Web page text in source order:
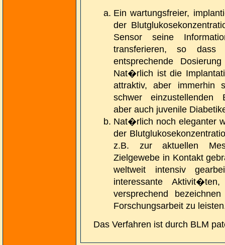
Ein wartungsfreier,
der
Sensor seine
transferieren, so dass
entsprechende
Nat�rlich ist die
attraktiv, aber immerhin
schwer einzustellenden
aber auch juvenile
Nat�rlich noch eleganter
der
z.B. zur aktuellen
Zielgewebe in Kontakt
weltweit intensiv
interessante
versprechend
Forschungsarbeit zu
Das Verfahren ist durch BLM